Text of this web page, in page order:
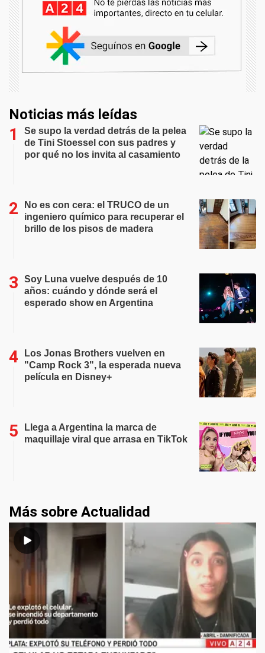
Noticias más leídas
Se supo la verdad detrás de la pelea
de Tini Stoessel con sus padres y
por qué no los invita al casamiento
No es con cera: el TRUCO de un
ingeniero químico para recuperar el
brillo de los pisos de madera
Soy Luna vuelve después de 10
años: cuándo y dónde será el
esperado show en Argentina
Los Jonas Brothers vuelven en
"Camp Rock 3", la esperada nueva
película en Disney+
Llega a Argentina la marca de
maquillaje viral que arrasa en TikTok
Más sobre Actualidad